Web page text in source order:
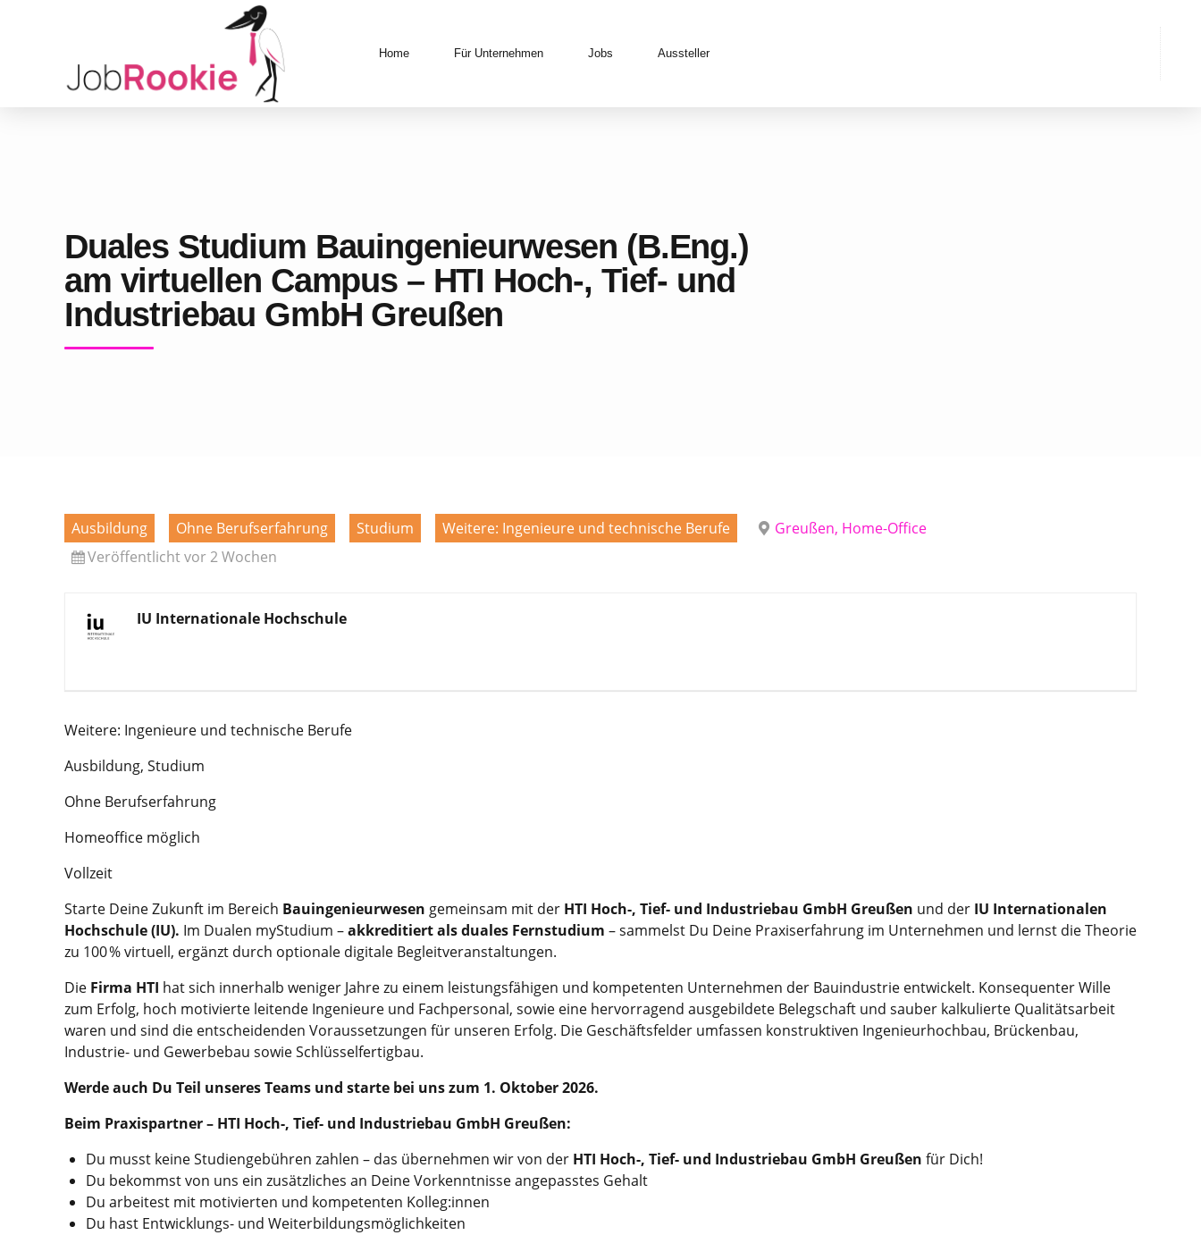
Home Für Unternehmen Jobs Aussteller
Duales Studium Bauingenieurwesen (B.Eng.)
am virtuellen Campus – HTI Hoch-, Tief- und
Industriebau GmbH Greußen
Ausbildung Ohne Berufserfahrung Studium Weitere: Ingenieure und technische Berufe
Greußen, Home-Office
Veröffentlicht vor 2 Wochen
IU Internationale Hochschule
Weitere: Ingenieure und technische Berufe
Ausbildung, Studium
Ohne Berufserfahrung
Homeoffice möglich
Vollzeit
Starte Deine Zukunft im Bereich Bauingenieurwesen gemeinsam mit der HTI Hoch-, Tief- und Industriebau GmbH Greußen und der IU Internationalen
Hochschule (IU). Im Dualen myStudium –akkreditiert als duales Fernstudium – sammelst Du Deine Praxiserfahrung im Unternehmen und lernst die Theorie
zu 100 % virtuell, ergänzt durch optionale digitale Begleitveranstaltungen.
Die Firma HTI hat sich innerhalb weniger Jahre zu einem leistungsfähigen und kompetenten Unternehmen der Bauindustrie entwickelt. Konsequenter Wille
zum Erfolg, hoch motivierte leitende Ingenieure und Fachpersonal, sowie eine hervorragend ausgebildete Belegschaft und sauber kalkulierte Qualitätsarbeit
waren und sind die entscheidenden Voraussetzungen für unseren Erfolg. Die Geschäftsfelder umfassen konstruktiven Ingenieurhochbau, Brückenbau,
Industrie- und Gewerbebau sowie Schlüsselfertigbau.
Werdeauch Du Teil unseres Teams und starte bei uns zum 1. Oktober 2026.
Beim Praxispartner – HTI Hoch-, Tief- und Industriebau GmbH Greußen:
Du musst keine Studiengebühren zahlen – das übernehmen wir von der HTI Hoch-, Tief- und Industriebau GmbH Greußen für Dich!
Du bekommst von uns ein zusätzliches an Deine Vorkenntnisse angepasstes Gehalt
Du arbeitest mit motivierten und kompetenten Kolleg:innen
Du hast Entwicklungs- und Weiterbildungsmöglichkeiten